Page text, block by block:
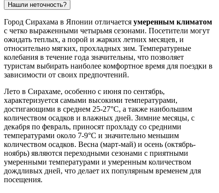
Нашли неточность?
Город Сирахама в Японии отличается умеренным климатом
с четко выраженными четырьмя сезонами. Посетители могут
ожидать теплых, а порой и жарких летних месяцев, и
относительно мягких, прохладных зим. Температурные
колебания в течение года значительны, что позволяет
туристам выбирать наиболее комфортное время для поездки в
зависимости от своих предпочтений.
Лето в Сирахаме, особенно с июня по сентябрь,
характеризуется самыми высокими температурами,
достигающими в среднем 25-27°C, а также наибольшим
количеством осадков и влажных дней. Зимние месяцы, с
декабря по февраль, приносят прохладу со средними
температурами около 7-9°C и значительно меньшим
количеством осадков. Весна (март-май) и осень (октябрь-
ноябрь) являются переходными сезонами с приятными
умеренными температурами и умеренным количеством
дождливых дней, что делает их популярным временем для
посещения.